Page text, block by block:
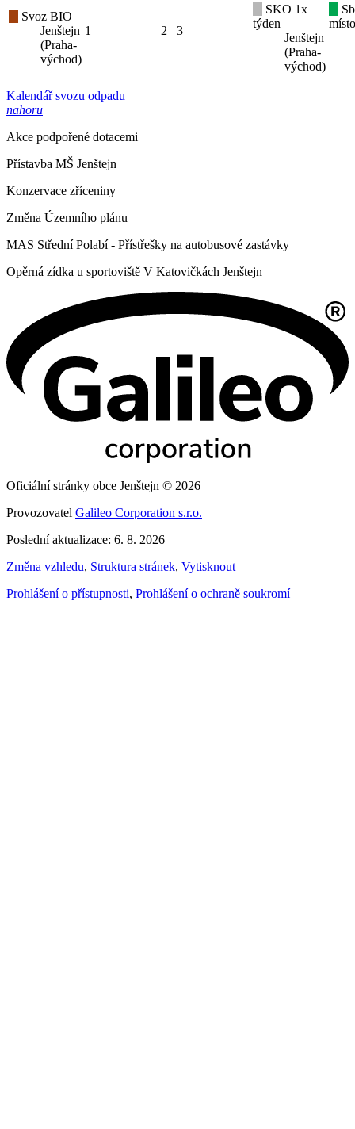
Svoz BIO
Jenštejn
(Praha-
východ)
1 2 3
SKO 1x
týden
Jenštejn
(Praha-
východ)
Kalendář svozu odpadu
nahoru
Akce podpořené dotacemi
Přístavba MŠ Jenštejn
Konzervace zříceniny
Změna Územního plánu
MAS Střední Polabí - Přístřešky na autobusové zastávky
Opěrná zídka u sportoviště V Katovičkách Jenštejn
Oficiální stránky obce Jenštejn © 2026
Provozovatel Galileo Corporation s.r.o.
Poslední aktualizace: 6. 8. 2026
Změna vzhledu, Struktura stránek, Vytisknout
Prohlášení o přístupnosti, Prohlášení o ochraně soukromí